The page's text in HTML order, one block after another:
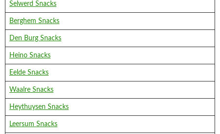
Selwerd Snacks
Berghem Snacks
Den Burg Snacks
Heino Snacks
Eelde Snacks
Waalre Snacks
Heythuysen Snacks
Leersum Snacks